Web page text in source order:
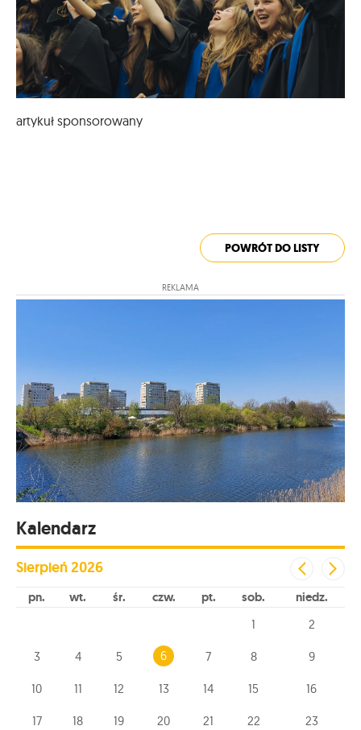
artykuł sponsorowany
POWRÓT DO LISTY
REKLAMA
Kalendarz
Sierpień2026
pn wt śr czw pt sob niedz
1 2
3 4 5 6 7 8 9
10 11 12 13 14 15 16
17 18 19 20 21 22 23